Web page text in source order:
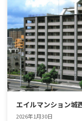
エイルマンション城
2026年1月30日